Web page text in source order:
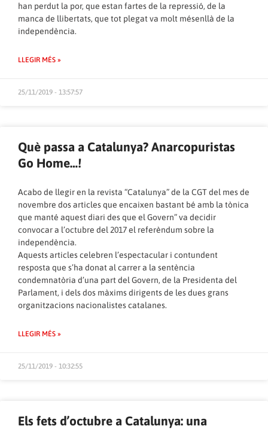
han perdut la por, que estan fartes de la repressió, de la
manca de llibertats, que tot plegat va molt mésenllà de la
independència.
LLEGIR MÉS »
25/11/2019 - 13:57:57
Què passa a Catalunya? Anarcopuristas
Go Home…!
Acabo de llegir en la revista “Catalunya” de la CGT del mes de
novembre dos articles que encaixen bastant bé amb la tònica
que manté aquest diari des que el Govern” va decidir
convocar a l’octubre del 2017 el referèndum sobre la
independència.
Aquests articles celebren l’espectacular i contundent
resposta que s’ha donat al carrer a la sentència
condemnatòria d’una part del Govern, de la Presidenta del
Parlament, i dels dos màxims dirigents de les dues grans
organitzacions nacionalistes catalanes.
LLEGIR MÉS »
25/11/2019 - 10:32:55
Els fets d’octubre a Catalunya: una